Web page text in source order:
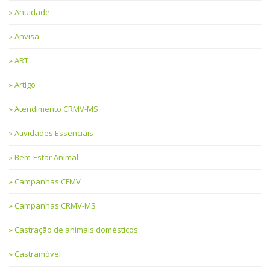
Anuidade
Anvisa
ART
Artigo
Atendimento CRMV-MS
Atividades Essenciais
Bem-Estar Animal
Campanhas CFMV
Campanhas CRMV-MS
Castração de animais domésticos
Castramóvel